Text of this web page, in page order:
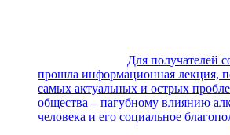
Для получателей
прошла информационная лекция,
самых актуальных и острых
общества – пагубному влиянию
человека и его социальное